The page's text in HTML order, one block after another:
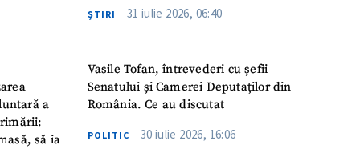
a
să ia
ŞTIRI 31 iulie 2026, 06:40
Vasile Tofan, întrevederi cu șefii
Senatului și Camerei Deputaților din
România. Ce au discutat
POLITIC 30 iulie 2026, 16:06